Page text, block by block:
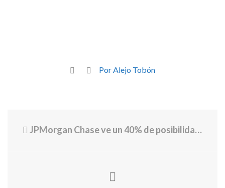
Por Alejo Tobón
JPMorgan Chase ve un 40% de posibilidades de recesión en EE.UU. este año